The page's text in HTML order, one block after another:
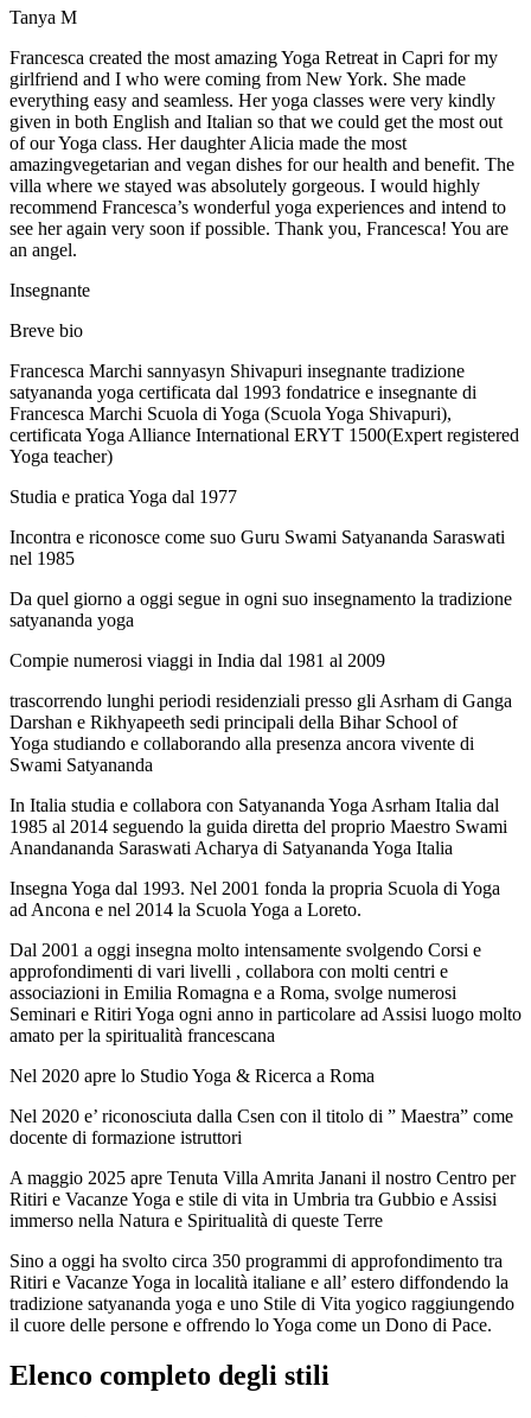
Tanya M
Francesca created the most amazing Yoga Retreat in Capri for my
girlfriend and I who were coming from New York. She made
everything easy and seamless. Her yoga classes were very kindly
given in both English and Italian so that we could get the most out
of our Yoga class. Her daughter Alicia made the most
amazingvegetarian and vegan dishes for our health and benefit. The
villa where we stayed was absolutely gorgeous. I would highly
recommend Francesca’s wonderful yoga experiences and intend to
see her again very soon if possible. Thank you, Francesca! You are
an angel.
Insegnante
Breve bio
Francesca Marchi sannyasyn Shivapuri insegnante tradizione
satyananda yoga certificata dal 1993 fondatrice e insegnante di
Francesca Marchi Scuola di Yoga (Scuola Yoga Shivapuri),
certificata Yoga Alliance International ERYT 1500(Expert registered
Yoga teacher)
Studia e pratica Yoga dal 1977
Incontra e riconosce come suo Guru Swami Satyananda Saraswati
nel 1985
Da quel giorno a oggi segue in ogni suo insegnamento la tradizione
satyananda yoga
Compie numerosi viaggi in India dal 1981 al 2009
trascorrendo lunghi periodi residenziali presso gli Asrham di Ganga
Darshan e Rikhyapeeth sedi principali della Bihar School of
Yoga studiando e collaborando alla presenza ancora vivente di
Swami Satyananda
In Italia studia e collabora con Satyananda Yoga Asrham Italia dal
1985 al 2014 seguendo la guida diretta del proprio Maestro Swami
Anandananda Saraswati Acharya di Satyananda Yoga Italia
Insegna Yoga dal 1993. Nel 2001 fonda la propria Scuola di Yoga
ad Ancona e nel 2014 la Scuola Yoga a Loreto.
Dal 2001 a oggi insegna molto intensamente svolgendo Corsi e
approfondimenti di vari livelli , collabora con molti centri e
associazioni in Emilia Romagna e a Roma, svolge numerosi
Seminari e Ritiri Yoga ogni anno in particolare ad Assisi luogo molto
amato per la spiritualità francescana
Nel 2020 apre lo Studio Yoga & Ricerca a Roma
Nel 2020 e’ riconosciuta dalla Csen con il titolo di ” Maestra” come
docente di formazione istruttori
A maggio 2025 apre Tenuta Villa Amrita Janani il nostro Centro per
Ritiri e Vacanze Yoga e stile di vita in Umbria tra Gubbio e Assisi
immerso nella Natura e Spiritualità di queste Terre
Sino a oggi ha svolto circa 350 programmi di approfondimento tra
Ritiri e Vacanze Yoga in località italiane e all’ estero diffondendo la
tradizione satyananda yoga e uno Stile di Vita yogico raggiungendo
il cuore delle persone e offrendo lo Yoga come un Dono di Pace.
Elenco completo degli stili